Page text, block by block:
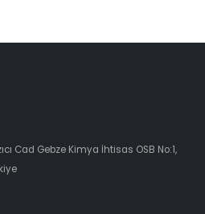
Cad Gebze Kimya İhtisas OSB No:1,